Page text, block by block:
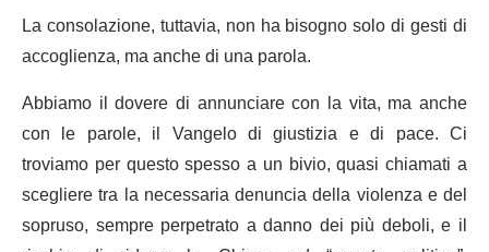
La consolazione, tuttavia, non ha bisogno solo di gesti di
accoglienza, ma anche di una parola.
Abbiamo il dovere di annunciare con la vita, ma anche
con le parole, il Vangelo di giustizia e di pace. Ci
troviamo per questo spesso a un bivio, quasi chiamati a
scegliere tra la necessaria denuncia della violenza e del
sopruso, sempre perpetrato a danno dei più deboli, e il